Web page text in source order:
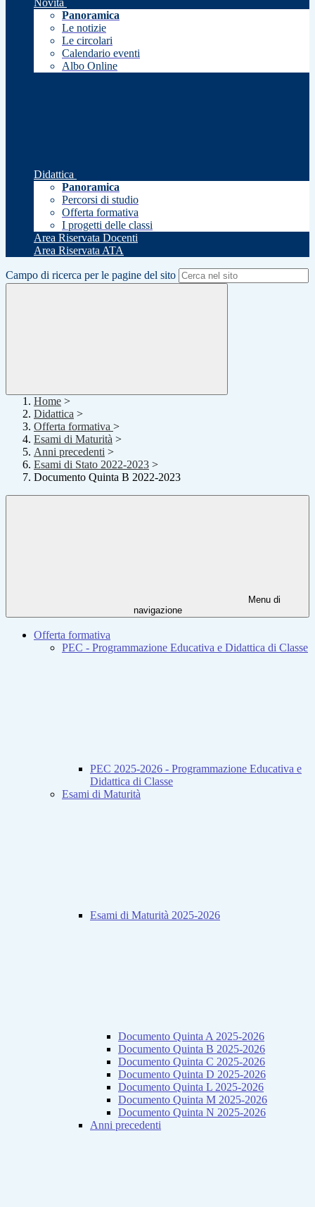
Novità
Panoramica
Le notizie
Le circolari
Calendario eventi
Albo Online
Didattica
Panoramica
Percorsi di studio
Offerta formativa
I progetti delle classi
Area Riservata Docenti
Area Riservata ATA
Campo di ricerca per le pagine del sito
Home >
Didattica >
Offerta formativa >
Esami di Maturità >
Anni precedenti >
Esami di Stato 2022-2023 >
Documento Quinta B 2022-2023
Menu di
navigazione
Offerta formativa
PEC - Programmazione Educativa e Didattica di Classe
PEC 2025-2026 - Programmazione Educativa e
Didattica di Classe
Esami di Maturità
Esami di Maturità 2025-2026
Documento Quinta A 2025-2026
Documento Quinta B 2025-2026
Documento Quinta C 2025-2026
Documento Quinta D 2025-2026
Documento Quinta L 2025-2026
Documento Quinta M 2025-2026
Documento Quinta N 2025-2026
Anni precedenti